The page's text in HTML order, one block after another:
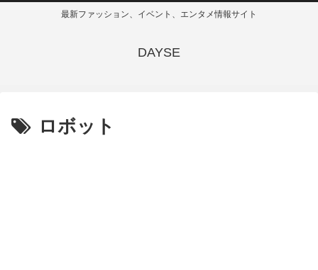
最新ファッション、イベント、エンタメ情報サイト
DAYSE
ロボット